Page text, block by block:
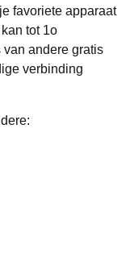
favoriete apparaat
tot 1o
andere gratis
verbinding